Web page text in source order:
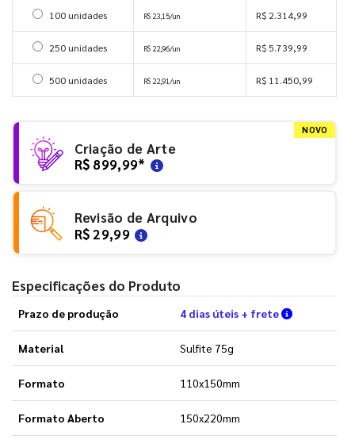
Selecionar 100 unidades
100 unidades R$ 23,15/un R$ 2.314,99
Selecionar 250 unidades
250 unidades R$ 22,96/un R$ 5.739,99
Selecionar 500 unidades
500 unidades R$ 22,91/un R$ 11.450,99
NOVO
Criação de Arte
R$ 899,99*
Revisão de Arquivo
R$ 29,99
Especificações do Produto
Prazo de produção 4 dias úteis + frete Verifique
Material Sulfite 75g
Formato 110x150mm
Formato Aberto 150x220mm